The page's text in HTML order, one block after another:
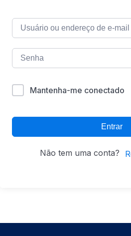
Mantenha-me conectado
Entrar
Não tem uma conta?